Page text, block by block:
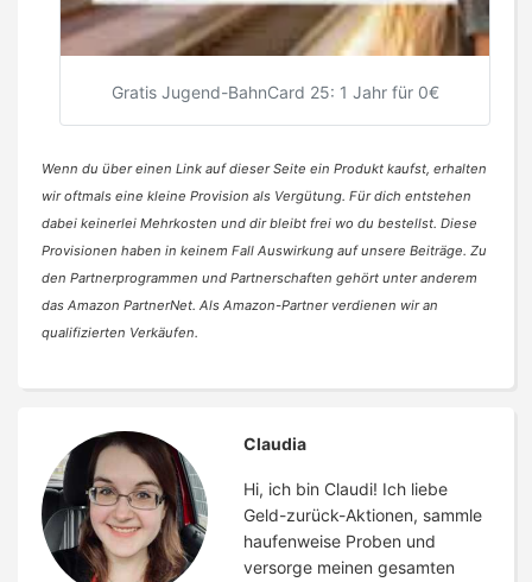
Gratis Jugend-BahnCard 25: 1 Jahr für 0€
Wenn du über einen Link auf dieser Seite ein Produkt kaufst, erhalten
wir oftmals eine kleine Provision als Vergütung. Für dich entstehen
dabei keinerlei Mehrkosten und dir bleibt frei wo du bestellst. Diese
Provisionen haben in keinem Fall Auswirkung auf unsere Beiträge. Zu
den Partnerprogrammen und Partnerschaften gehört unter anderem
das Amazon PartnerNet. Als Amazon-Partner verdienen wir an
qualifizierten Verkäufen.
Claudia
Hi, ich bin Claudi! Ich liebe
Geld-zurück-Aktionen, sammle
haufenweise Proben und
versorge meinen gesamten